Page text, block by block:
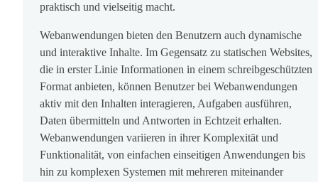
praktisch und vielseitig macht.
Webanwendungen bieten den Benutzern auch dynamische
und interaktive Inhalte. Im Gegensatz zu statischen Websites,
die in erster Linie Informationen in einem schreibgeschützten
Format anbieten, können Benutzer bei Webanwendungen
aktiv mit den Inhalten interagieren, Aufgaben ausführen,
Daten übermitteln und Antworten in Echtzeit erhalten.
Webanwendungen variieren in ihrer Komplexität und
Funktionalität, von einfachen einseitigen Anwendungen bis
hin zu komplexen Systemen mit mehreren miteinander